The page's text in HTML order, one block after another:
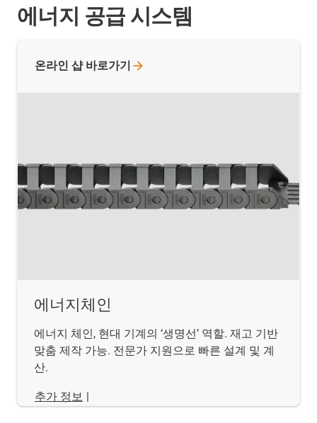
에너지 공급 시스템
에너지체인
에너지 체인, 현대 기계의 ‘생명선’ 역할. 재고 기반
맞춤 제작 가능. 전문가 지원으로 빠른 설계 및 계
산.
추가 정보 |
온라인 샵 바로가기